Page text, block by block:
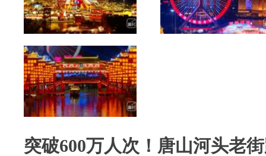
突破600万人次！唐山河头老